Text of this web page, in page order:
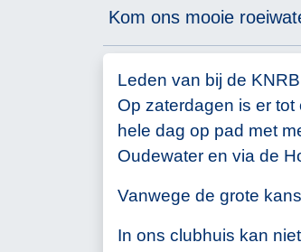
Kom ons mooie
Leden van bij de
Op zaterdagen is er
hele dag op pad met
Oudewater en via de
Vanwege de grote
In ons clubhuis kan